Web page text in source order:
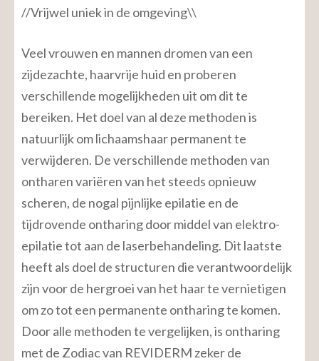
//Vrijwel uniek in de omgeving\\
Veel vrouwen en mannen dromen van een
zijdezachte, haarvrije huid en proberen
verschillende mogelijkheden uit om dit te
bereiken. Het doel van al deze methoden is
natuurlijk om lichaamshaar permanent te
verwijderen. De verschillende methoden van
ontharen variëren van het steeds opnieuw
scheren, de nogal pijnlijke epilatie en de
tijdrovende ontharing door middel van elektro-
epilatie tot aan de laserbehandeling. Dit laatste
heeft als doel de structuren die verantwoordelijk
zijn voor de hergroei van het haar te vernietigen
om zo tot een permanente ontharing te komen.
Door alle methoden te vergelijken, is ontharing
met de Zodiac van REVIDERM zeker de